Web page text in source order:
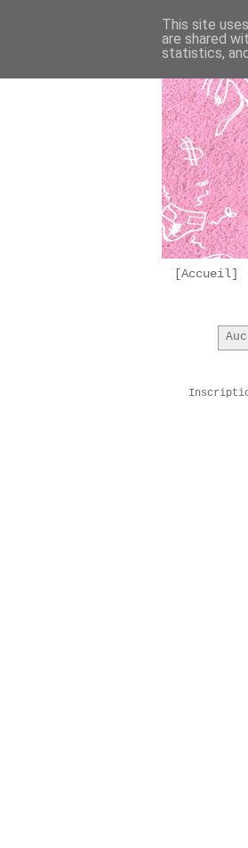
[Accueil]
This site
are shared
statistics,